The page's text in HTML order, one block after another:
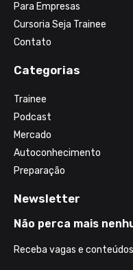
Para Empresas
Cursoria Seja Trainee
Contato
Categorias
Trainee
Podcast
Mercado
Autoconhecimento
Preparação
Newsletter
Não perca mais
Receba vagas e